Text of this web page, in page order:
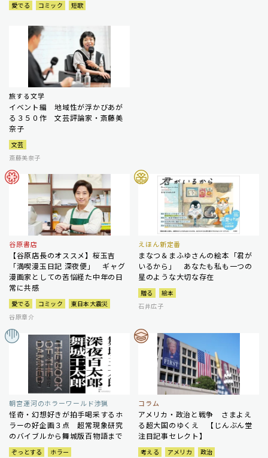
愛でる コミック 短歌
旅する文学
イベント編 地域性が浮かびあが
る３５０作 文芸評論家・斎藤美
奈子
文芸
斎藤美奈子
谷原書店
【谷原店長のオススメ】桜玉吉
「満喫漫玉日記 深夜便」 ギャグ
漫画家としての苦悩経た中年の日
常に共感
愛でる コミック
東日本大震災
谷原章介
えほん新定番
まなつ＆まふゆさんの絵本「君が
いるから」 あなたも私も一つの
星のような大切な存在
贈る
絵本
石井広子
朝宮運河のホラーワールド渉猟
怪奇・幻想好きが拍手喝采するホ
ラーの好企画３点 超常現象研究
のバイブルから舞城版百物語まで
ぞっとする
ホラー
コラム
アメリカ・政治と戦争 さまよえ
る超大国のゆくえ 【じんぶん堂
注目記事セレクト】
考える アメリカ
政治